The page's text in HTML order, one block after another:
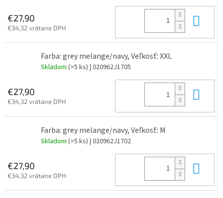
€27,90
€34,32 vrátane DPH
Farba: grey melange/navy, Veľkosť: XXL
Skladom (>5 ks) | 020962J1705
€27,90
€34,32 vrátane DPH
Farba: grey melange/navy, Veľkosť: M
Skladom (>5 ks) | 020962J1702
€27,90
€34,32 vrátane DPH